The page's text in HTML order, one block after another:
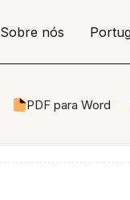
Sobre nós
PDF para Word